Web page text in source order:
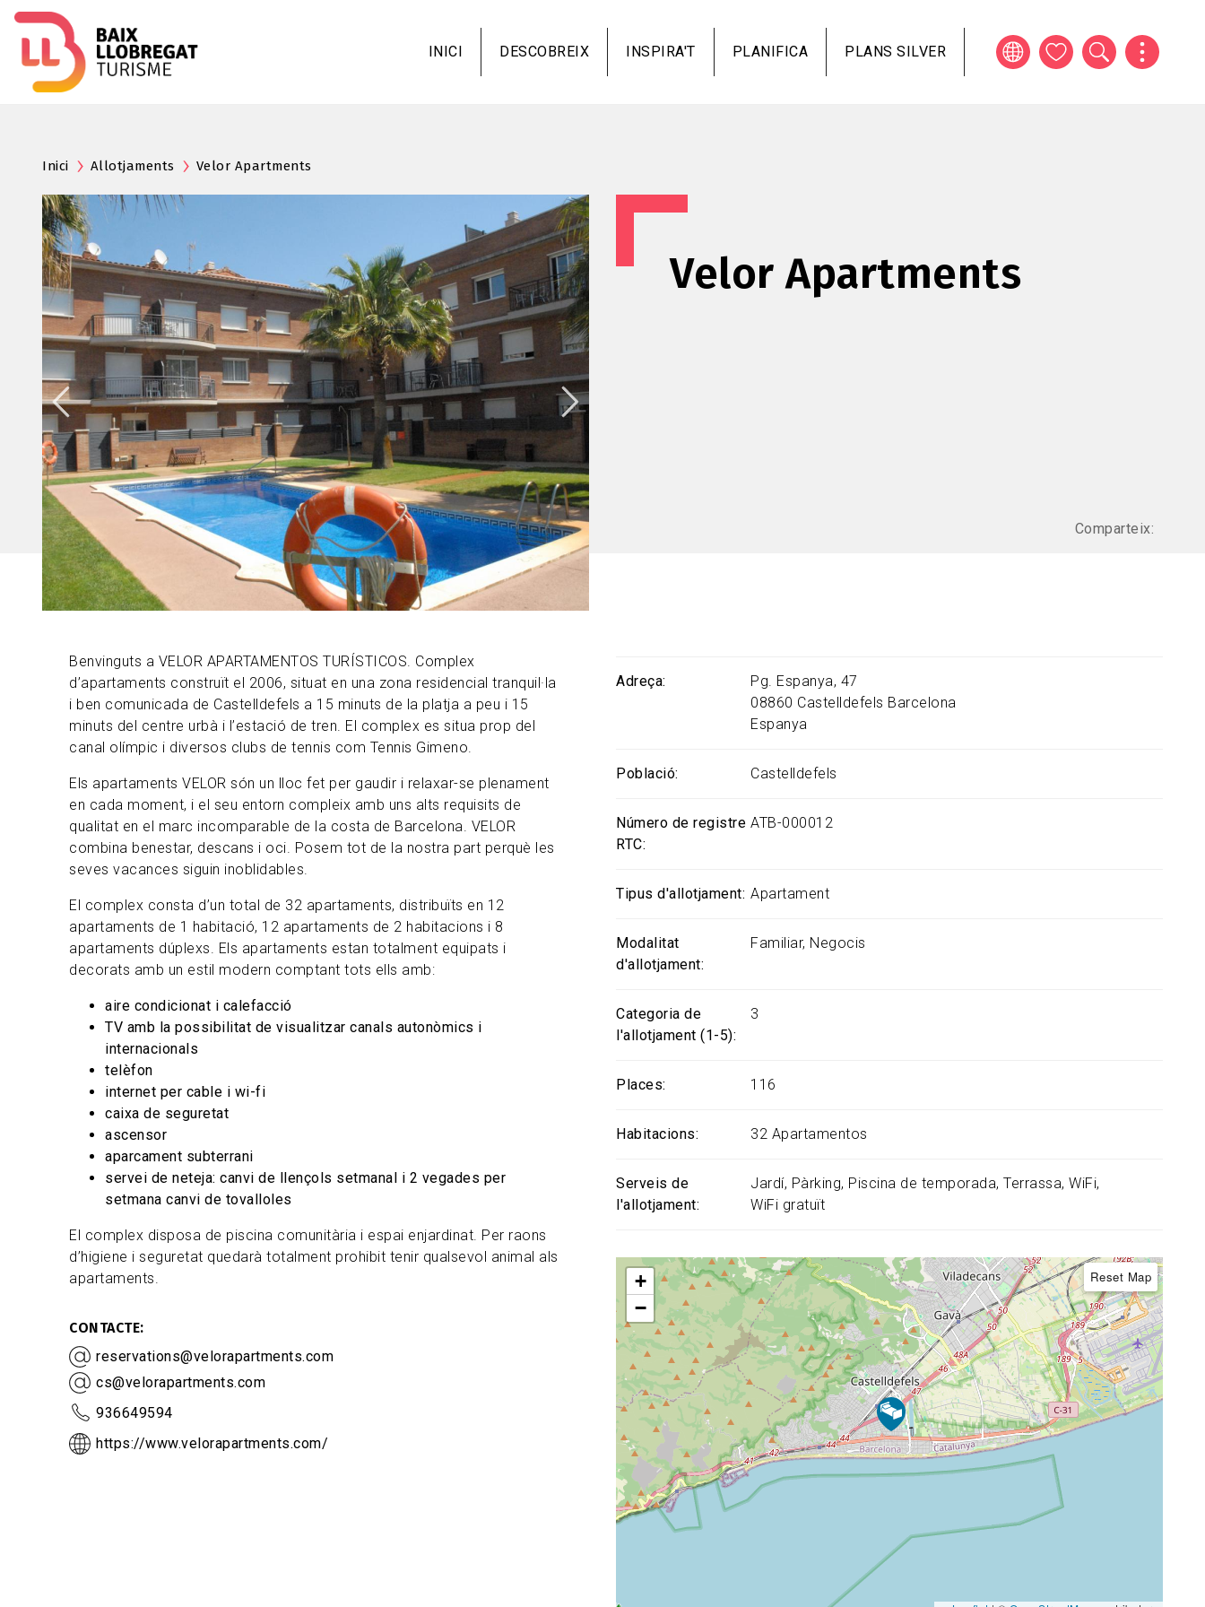
al
contingut
INICI DESCOBREIX INSPIRA'T PLANIFICA PLANS SILVER
Inici Allotjaments Velor Apartments
Velor Apartments
Comparteix:
Benvinguts a VELOR APARTAMENTOS TURÍSTICOS. Complex
d’apartaments construït el 2006, situat en una zona residencial tranquil·la
i ben comunicada de Castelldefels a 15 minuts de la platja a peu i 15
minuts del centre urbà i l’estació de tren. El complex es situa prop del
canal olímpic i diversos clubs de tennis com Tennis Gimeno.
Els apartaments VELOR són un lloc fet per gaudir i relaxar-se plenament
en cada moment, i el seu entorn compleix amb uns alts requisits de
qualitat en el marc incomparable de la costa de Barcelona. VELOR
combina benestar, descans i oci. Posem tot de la nostra part perquè les
seves vacances siguin inoblidables.
El complex consta d’un total de 32 apartaments, distribuïts en 12
apartaments de 1 habitació, 12 apartaments de 2 habitacions i 8
apartaments dúplexs. Els apartaments estan totalment equipats i
decorats amb un estil modern comptant tots ells amb:
aire condicionat i calefacció
TV amb la possibilitat de visualitzar canals autonòmics i
internacionals
telèfon
internet per cable i wi-fi
caixa de seguretat
ascensor
aparcament subterrani
servei de neteja: canvi de llençols setmanal i 2 vegades per
setmana canvi de tovalloles
El complex disposa de piscina comunitària i espai enjardinat. Per raons
d’higiene i seguretat quedarà totalment prohibit tenir qualsevol animal als
apartaments.
CONTACTE
reservations@velorapartments.com
cs@velorapartments.com
936649594
https://www.velorapartments.com/
Adreça
Pg. Espanya, 47
08860 Castelldefels Barcelona
Espanya
Població Castelldefels
Número de registre
RTC
ATB-000012
Tipus d'allotjament Apartament
Modalitat
d'allotjament
Familiar Negocis
Categoria de
l'allotjament (1-5)
3
Places 116
Habitacions 32 Apartamentos
Serveis de
l'allotjament
Jardí Pàrking Piscina de temporada Terrassa WiFi
WiFi gratuït
+
−
Reset Map